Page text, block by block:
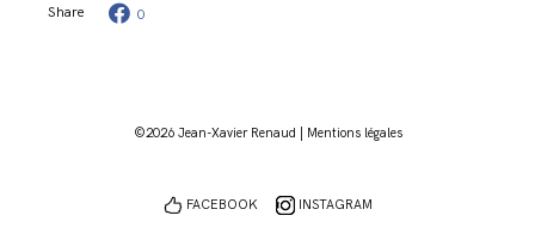
Share 0
©2026 Jean-Xavier Renaud | Mentions légales
FACEBOOK INSTAGRAM